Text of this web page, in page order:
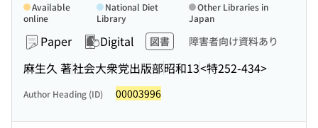
Paper Digital 図書 障害者向け資料あり
麻生久 著社会大衆党出版部昭和13<特252-434>
Available
online
National Diet
Library
Other Libraries in
Japan
Author Heading (ID) 00003996